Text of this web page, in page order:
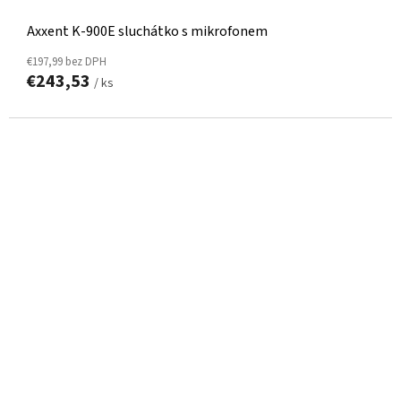
Axxent K-900E sluchátko s mikrofonem
€197,99 bez DPH
€243,53 / ks